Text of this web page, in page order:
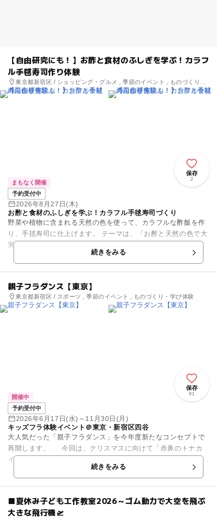
【自由研究にも！】お酢と食材のふしぎを学ぶ！カラフ
ル手毬寿司作り体験
東京都新宿区 / ショッピング・グルメ , 季節のイベント , ものづくり・
学び体験
保存
2
まもなく開催
予約受付中
2026年8月27日(木)
お酢と食材のふしぎを学ぶ！カラフル手毬寿司づくり
野菜や植物に含まれる天然の色を使って、カラフルな酢飯を作
り、手毬寿司に仕上げます。 テーマは、「お酢と天然の色で大
実験！食材に隠された科学のヒミツ」。 紅芯大根、大葉、抹
続きをみる
親子フラダンス【東京】
東京都新宿区 / スポーツ , 季節のイベント , ものづくり・学び体験
保存
81
開催中
予約受付中
2026年6月17日(水)～11月30日(月)
キッズフラ体験イベント＠東京・新宿区四谷
大人気だった「親子フラダンス」を今年度新たなコンセプトで
再開します。 今回は、クリスマスに向けて「赤鼻のトナカ
イ」を親子で踊ります。 1回のフラダンス体験で、1曲振り付け
続きをみる
■夏休み子ども工作教室2026～ゴム動力で大空を飛ぶ
大きな飛行機🛫